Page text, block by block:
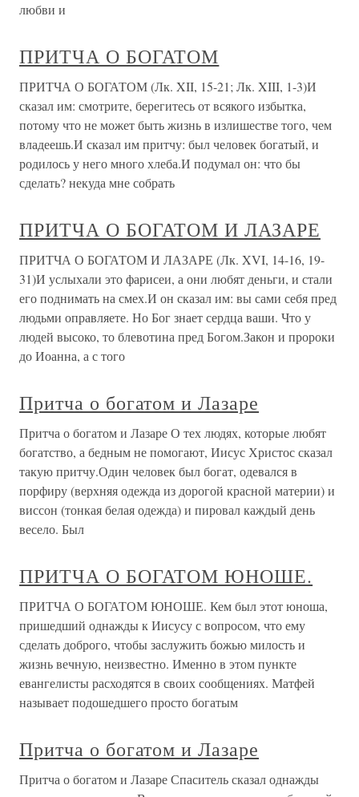
любви и
ПРИТЧА О БОГАТОМ
ПРИТЧА О БОГАТОМ (Лк. XII, 15-21; Лк. XIII, 1-3)И
сказал им: смотрите, берегитесь от всякого избытка,
потому что не может быть жизнь в излишестве того, чем
владеешь.И сказал им притчу: был человек богатый, и
родилось у него много хлеба.И подумал он: что бы
сделать? некуда мне собрать
ПРИТЧА О БОГАТОМ И ЛАЗАРЕ
ПРИТЧА О БОГАТОМ И ЛАЗАРЕ (Лк. XVI, 14-16, 19-
31)И услыхали это фарисеи, а они любят деньги, и стали
его поднимать на смех.И он сказал им: вы сами себя пред
людьми оправляете. Но Бог знает сердца ваши. Что у
людей высоко, то блевотина пред Богом.Закон и пророки
до Иоанна, а с того
Притча о богатом и Лазаре
Притча о богатом и Лазаре О тех людях, которые любят
богатство, а бедным не помогают, Иисус Христос сказал
такую притчу.Один человек был богат, одевался в
порфиру (верхняя одежда из дорогой красной материи) и
виссон (тонкая белая одежда) и пировал каждый день
весело. Был
ПРИТЧА О БОГАТОМ ЮНОШЕ.
ПРИТЧА О БОГАТОМ ЮНОШЕ. Кем был этот юноша,
пришедший однажды к Иисусу с вопросом, что ему
сделать доброго, чтобы заслужить божью милость и
жизнь вечную, неизвестно. Именно в этом пункте
евангелисты расходятся в своих сообщениях. Матфей
называет подошедшего просто богатым
Притча о богатом и Лазаре
Притча о богатом и Лазаре Спаситель сказал однажды